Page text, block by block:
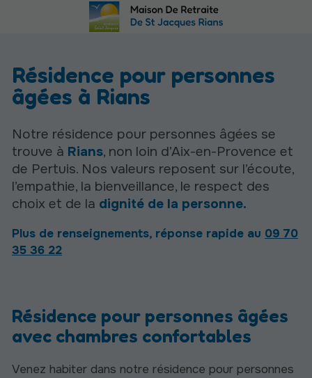
Résidence pour personnes
âgées à Rians
Notre résidence pour personnes âgées se
trouve à Rians, non loin d’Aix-en-Provence et
de Pertuis. Nos valeurs reposent sur l’écoute,
l’empathie, la bienveillance, le respect des
choix et de la dignité de la personne.
Plus de renseignements, réponse rapide au 09 70
35 36 22
Résidence pour personnes âgées
avec chambres confortables
Venez habiter dans notre résidence pour personnes